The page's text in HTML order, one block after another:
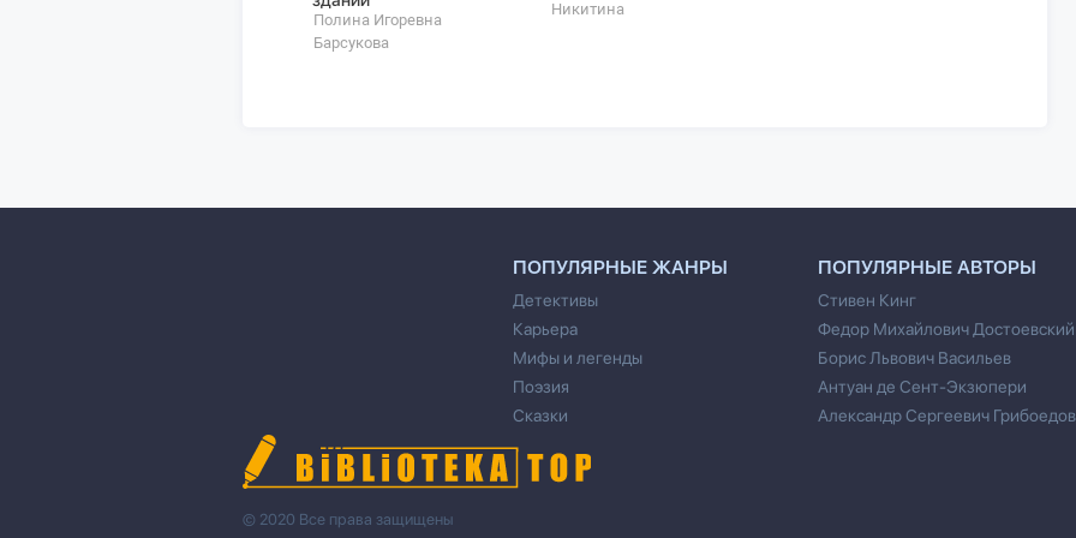
Полина Игоревна
Барсукова
Никитина
ПОПУЛЯРНЫЕ ЖАНРЫ
Детективы
Карьера
Мифы и легенды
Поэзия
Сказки
ПОПУЛЯРНЫЕ АВТОРЫ
Стивен Кинг
Федор Михайлович Достоевский
Борис Львович Васильев
Антуан де Сент-Экзюпери
Александр Сергеевич Грибоедов
© 2020 Все права защищены